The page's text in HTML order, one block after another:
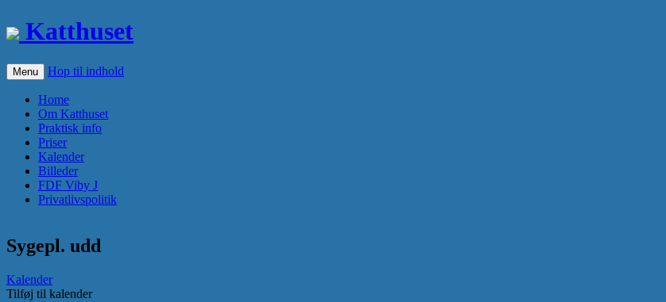
Katthuset
Menu Hop til indhold
Home
Om Katthuset
Praktisk info
Priser
Kalender
Billeder
FDF Viby J
Privatlivspolitik
Sygepl. udd
Kalender
Tilføj til kalender